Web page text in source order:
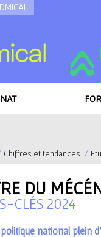
Chiffres et tendances /
DU
CLÉS 2024
national plein